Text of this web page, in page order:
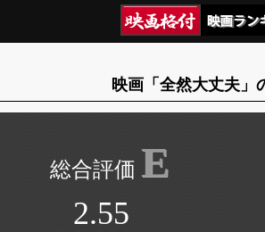
映画「全然大丈夫」
E
2.55